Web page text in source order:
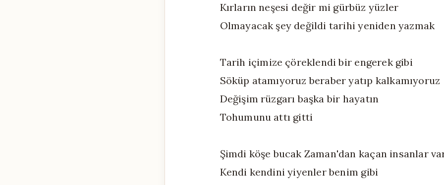
Kırların neşesi değir mi gürbüz yüzler
Olmayacak şey değildi tarihi yeniden yazmak
Tarih içimize çöreklendi bir engerek gibi
Söküp atamıyoruz beraber yatıp kalkamıyoruz
Değişim rüzgarı başka bir hayatın
Tohumunu attı gitti
Şimdi köşe bucak Zaman'dan kaçan insanlar
Kendi kendini yiyenler benim gibi